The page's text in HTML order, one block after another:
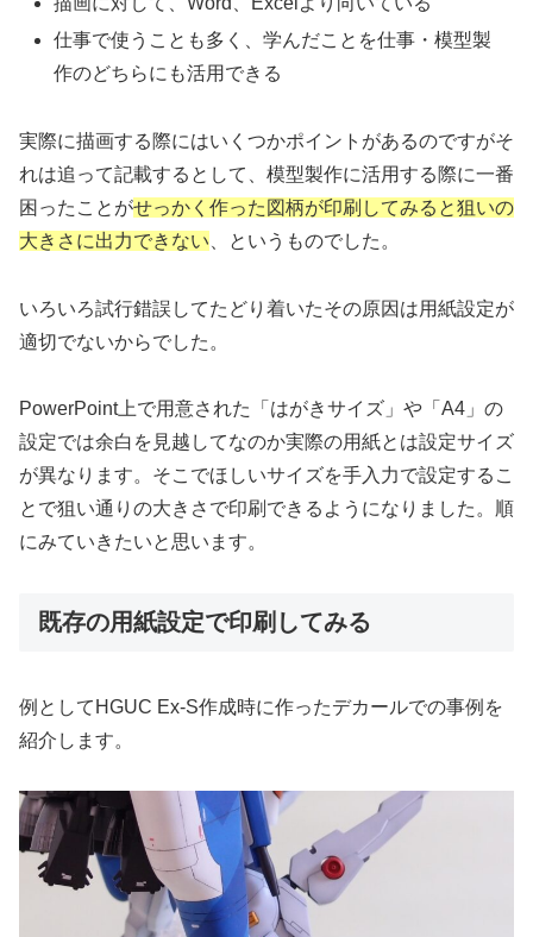
仕事で使うことも多く、学んだことを仕事・模型製
作のどちらにも活用できる
実際に描画する際にはいくつかポイントがあるのですがそ
れは追って記載するとして、模型製作に活用する際に一番
困ったことがせっかく作った図柄が印刷してみると狙いの
大きさに出力できない 、というものでした。
いろいろ試行錯誤してたどり着いたその原因は用紙設定が
適切でないからでした。
PowerPoint上で用意された「はがきサイズ」や「A4」の
設定では余白を見越してなのか実際の用紙とは設定サイズ
が異なります。そこでほしいサイズを手入力で設定するこ
とで狙い通りの大きさで印刷できるようになりました。順
にみていきたいと思います。
既存の用紙設定で印刷してみる
例としてHGUC Ex-S作成時に作ったデカールでの事例を
紹介します。